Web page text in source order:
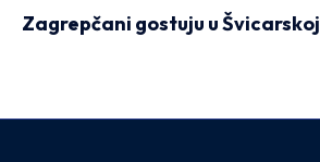
Zagrepčani gostuju u Švicarskoj